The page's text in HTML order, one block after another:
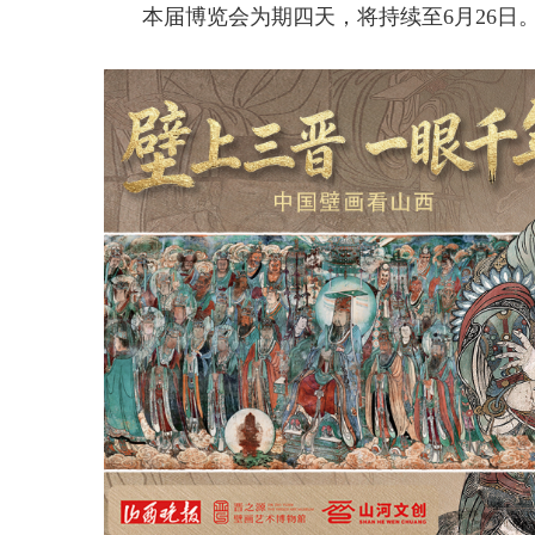
本届博览会为期四天，将持续至6月26日